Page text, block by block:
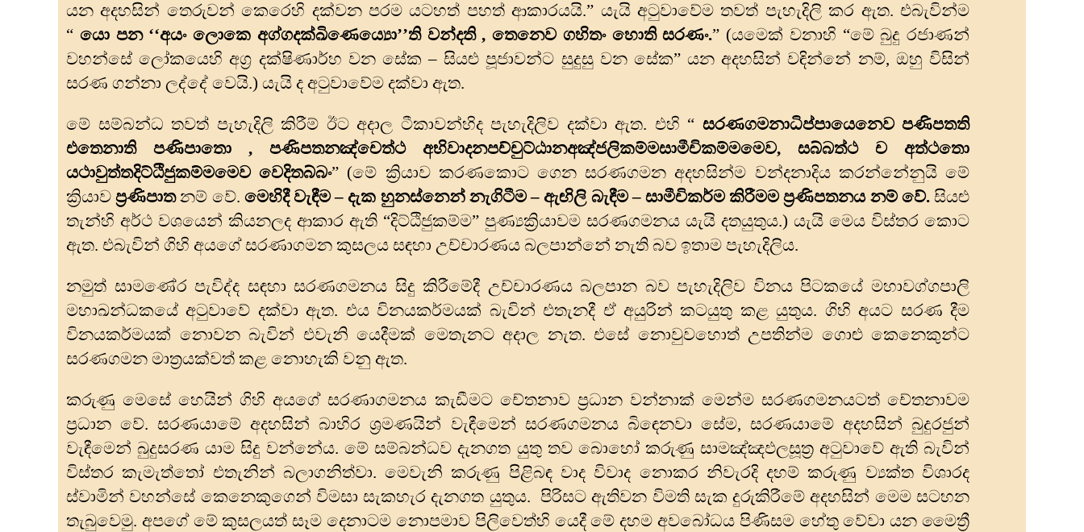
යන අදහසින් තෙරුවන් කෙරෙහි දක්වන පරම යටහත් පහත් ආකාරයයි.” යැයි අටුවාවේම තවත් පැහැදිලි කර ඇත. එබැවින්ම
“ යො පන ‘‘අයං ලොකෙ අග්‌ගදක්‌ඛිණෙය්‍යො’’ති වන්‌දති , තෙනෙව ගහිතං හොති සරණං.” (යමෙක් වනාහි “මේ බුදු රජාණන්
වහන්සේ ලෝකයෙහි අග්‍ර දක්ෂිණාර්හ වන සේක – සියළු පූජාවන්ට සුදුසු වන සේක” යන අදහසින් වඳින්නේ නම්, ඔහු විසින්
සරණ ගන්නා ලද්දේ වෙයි.) යැයි ද අටුවාවේම දක්වා ඇත.
මේ සම්බන්ධ තවත් පැහැදිලි කිරීම් ඊට අදාල ටීකාවන්හිද පැහැදිලිව දක්වා ඇත. එහි “ සරණගමනාධිප්‌පායෙනෙව පණිපතති
එතෙනාති පණිපාතො
, පණිපතනඤ්‌චෙත්‌ථ අභිවාදනපච්‌චුට්‌ඨානඅඤ්‌ජලිකම්‌මසාමීචිකම්‌මමෙව, සබ්‌බත්‌ථ ච අත්‌ථතො
යථාවුත්‌තදිට්‌ඨිජුකම්‌මමෙව වෙදිතබ්‌බං” (මේ ක්‍රියාව කරණකොට ගෙන සරණගමන අදහසින්ම වන්දනාදිය කරන්නේනුයි මේ
ක්‍රියාවප්‍රණිපාතනම් වේ. මෙහිදී වැඳීම – දැක හුනස්නෙන් නැගිටීම – ඇඟිලි බැඳීම – සාමීචිකර්ම කිරීමම ප්‍රණිපතනය නම් වේ.සියළු
තැන්හි අර්ථ වශයෙන් කියනලද ආකාර ඇති “දිට්ඨිජුකම්ම” පුණ්‍යක්‍රියාවම සරණගමනය යැයි දතයුතුය.) යැයි මෙය විස්තර කොට
ඇත. එබැවින් ගිහි අයගේ සරණාගමන කුසලය සඳහා උච්චාරණය බලපාන්නේ නැති බව ඉතාම පැහැදිලිය.
නමුත් සාමණේර පැවිද්ද සඳහා සරණගමනය සිදු කිරීමේදී උච්චාරණය බලපාන බව පැහැදිලිව විනය පිටකයේ මහාවග්ගපාලි
මහාඛන්ධකයේ අටුවාවේ දක්වා ඇත. එය විනයකර්මයක් බැවින් එතැනදී ඒ අයුරින් කටයුතු කළ යුතුය. ගිහි අයට සරණ දීම
විනයකර්මයක් නොවන බැවින් එවැනි යෙදීමක් මෙතැනට අදාල නැත. එසේ නොවුවහොත් උපතින්ම ගොළු කෙනෙකුන්ට
සරණගමන මාත්‍රයක්වත් කළ නොහැකි වනු ඇත.
කරුණු මෙසේ හෙයින් ගිහි අයගේ සරණාගමනය කැඩීමට චේතනාව ප්‍රධාන වන්නාක් මෙන්ම සරණගමනයටත් චේතනාවම
ප්‍රධාන වේ. සරණයාමේ අදහසින් බාහිර ශ්‍රමණයින් වැඳීමෙන් සරණගමනය බිඳෙනවා සේම, සරණයාමේ අදහසින් බුදුරජුන්
වැඳීමෙන් බුදුසරණ යාම සිදු වන්නේය. මේ සම්බන්ධව දැනගත යුතු තව බොහෝ කරුණු සාමඤ්ඤඵලසූත්‍ර අටුවාවේ ඇති බැවින්
විස්තර කැමැත්තෝ එතැනින් බලාගනිත්වා. මෙවැනි කරුණු පිළිබඳ වාද විවාද නොකර නිවැරදි දහම් කරුණු ව්‍යක්ත විශාරද
ස්වාමින් වහන්සේ කෙනෙකුගෙන් විමසා සැකහැර දැනගත යුතුය. පිරිසට ඇතිවන විමති සැක දුරුකිරීමේ අදහසින් මෙම සටහන
තැබුවෙමු. අපගේ මේ කුසලයත් සෑම දෙනාටම නොපමාව පිලිවෙත්හි යෙදී මේ දහම අවබෝධය පිණිසම හේතු වේවා යන මෛත්‍රී